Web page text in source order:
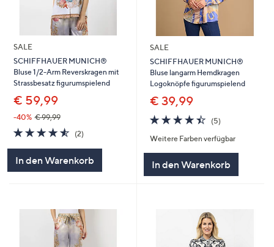
SALE
SCHIFFHAUER MUNICH®
Bluse 1/2-Arm Reverskragen mit
Strassbesatz figurumspielend
€ 59,99
-40% € 99,99
4.5
von
(2)2
In den Warenkorb
SALE
SCHIFFHAUER MUNICH®
Bluse langarm Hemdkragen
Logoknöpfe figurumspielend
€ 39,99
4.4
von
5
(5)5
Weitere Farben verfügbar
In den Warenkorb